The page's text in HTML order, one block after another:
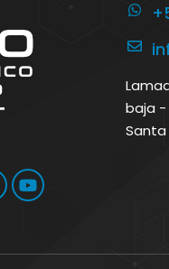
baja -
Santa